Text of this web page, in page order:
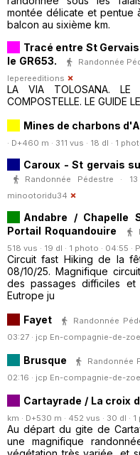
montée délicate et pentue
balcon au sixième km.
Tracé entre St
le GR653.
Randonnée
lepereeditions
LA VIA TOLOSANA. LE
COMPOSTELLE. LE GUIDE
Mines de charbons
· D+460 m · 311 vus · 18 dl · 1
Caroux - St gervais
Randonnée Pédestre ·
minootoridu34
Andabre / Chapelle
Portail Roquandouire
518 vus · 19 dl · 1 photo · 04:55 ·
Circuit fast Hiking de la
08/10/25. Magnifique
des passages difficiles
Eutrope ju
Fayet
Randonnée
03:27 · jcp En-compagnie-de-
Brusque
Randonnée
02:16 · jcp En-compagnie-de-
Cartayrade / La croix
km · D+530 m · 452 vus · 30 dl ·
Au départ du gite de
une magnifique